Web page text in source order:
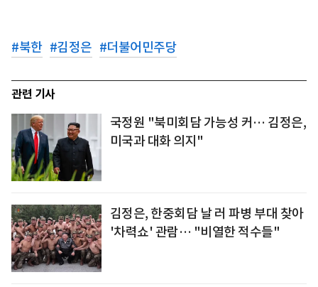
#북한 #김정은 #더불어민주당
관련 기사
국정원 "북미회담 가능성 커… 김정은,
미국과 대화 의지"
김정은, 한중회담 날 러 파병 부대 찾아
'차력쇼' 관람… "비열한 적수들"